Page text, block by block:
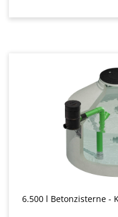
6.500 l Betonzisterne -